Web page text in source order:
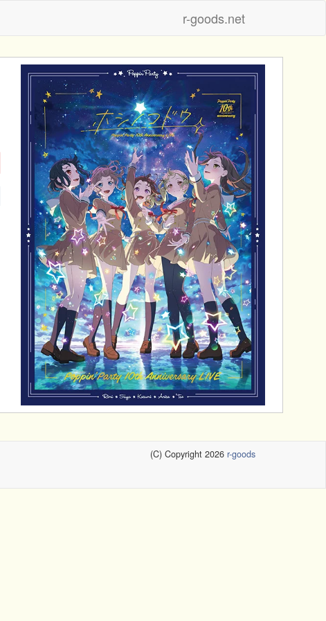
r-goods.net
(C) Copyright 2026 r-goods